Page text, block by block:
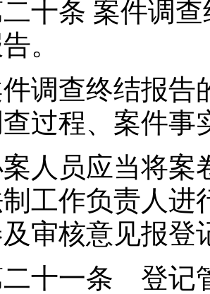
条 案件调查
。
查终结报告
过程、案件事
员应当将案
工作负责人进
审核意见报登
一条 登记管